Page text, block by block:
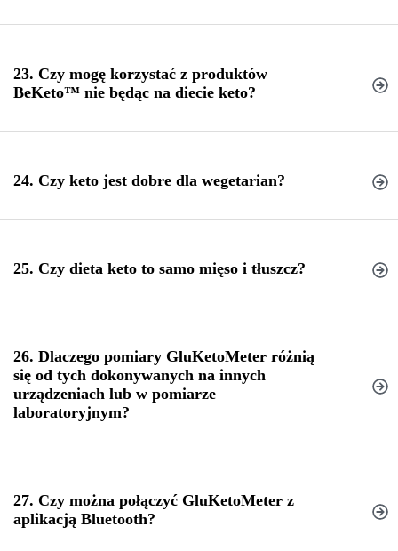
23. Czy mogę korzystać z produktów
BeKeto™ nie będąc na diecie keto?
24. Czy keto jest dobre dla wegetarian?
25. Czy dieta keto to samo mięso i tłuszcz?
26. Dlaczego pomiary GluKetoMeter różnią
się od tych dokonywanych na innych
urządzeniach lub w pomiarze
laboratoryjnym?
27. Czy można połączyć GluKetoMeter z
aplikacją Bluetooth?